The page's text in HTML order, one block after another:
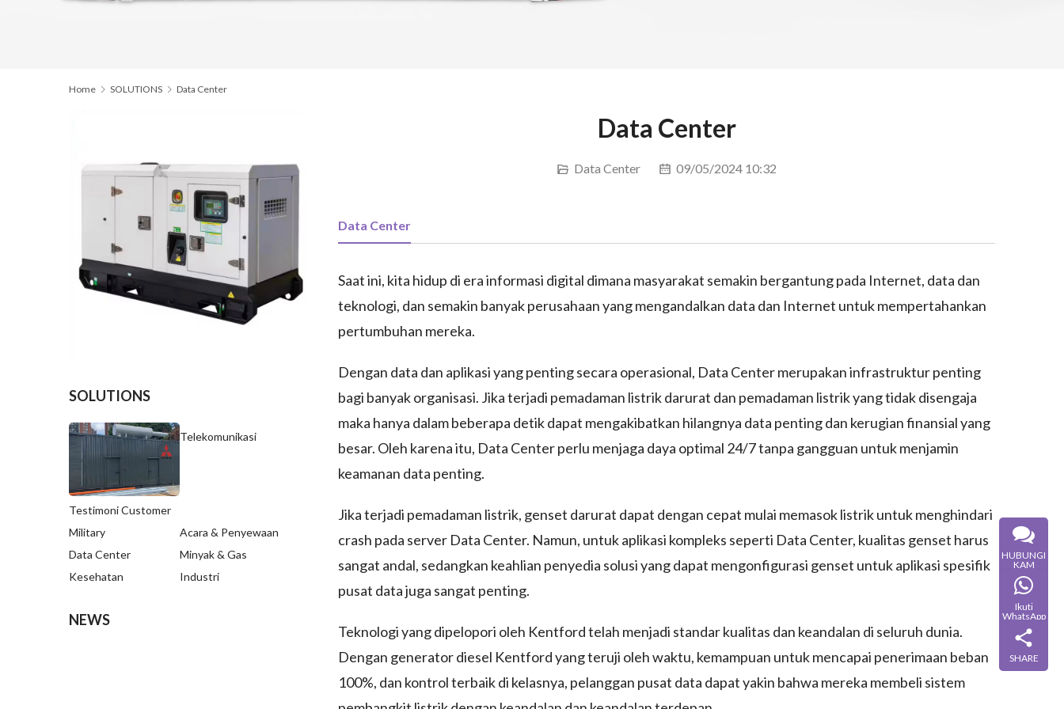
Home SOLUTIONS Data Center
Data Center
Data Center 09/05/2024 10:32
Data Center
Saat ini, kita hidup di era informasi digital dimana masyarakat semakin bergantung pada Internet, data dan
teknologi, dan semakin banyak perusahaan yang mengandalkan data dan Internet untuk mempertahankan
pertumbuhan mereka.
Dengan data dan aplikasi yang penting secara operasional, Data Center merupakan infrastruktur penting
bagi banyak organisasi. Jika terjadi pemadaman listrik darurat dan pemadaman listrik yang tidak disengaja
maka hanya dalam beberapa detik dapat mengakibatkan hilangnya data penting dan kerugian finansial yang
besar. Oleh karena itu, Data Center perlu menjaga daya optimal 24/7 tanpa gangguan untuk menjamin
keamanan data penting.
Jika terjadi pemadaman listrik, genset darurat dapat dengan cepat mulai memasok listrik untuk menghindari
crash pada server Data Center. Namun, untuk aplikasi kompleks seperti Data Center, kualitas genset harus
sangat andal, sedangkan keahlian penyedia solusi yang dapat mengonfigurasi genset untuk aplikasi spesifik
pusat data juga sangat penting.
Teknologi yang dipelopori oleh Kentford telah menjadi standar kualitas dan keandalan di seluruh dunia.
Dengan generator diesel Kentford yang teruji oleh waktu, kemampuan untuk mencapai penerimaan beban
100%, dan kontrol terbaik di kelasnya, pelanggan pusat data dapat yakin bahwa mereka membeli sistem
SOLUTIONS
Testimoni Customer
Telekomunikasi
Military
Acara & Penyewaan
Data Center
Minyak & Gas
Kesehatan
Industri
NEWS
HUBUNGI
KAM
Ikuti
WhatsApp
SHARE